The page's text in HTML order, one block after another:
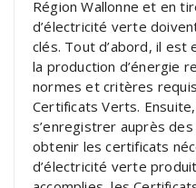
Région Wallonne et en
d’électricité verte
clés. Tout d’abord, il est
la production d’énergie
normes et critères
Certificats Verts.
s’enregistrer auprès
obtenir les certificats
d’électricité verte